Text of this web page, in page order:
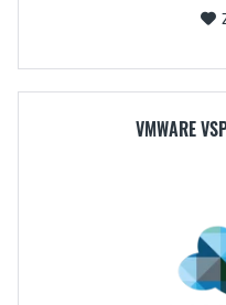
VMWARE